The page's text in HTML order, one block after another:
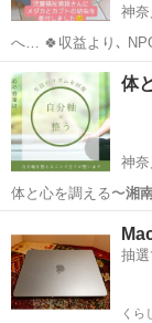
神
へ… 🍀収益より､
て…
神奈川 藤沢市
体
神
体と心を調える〜湘
抽
くら